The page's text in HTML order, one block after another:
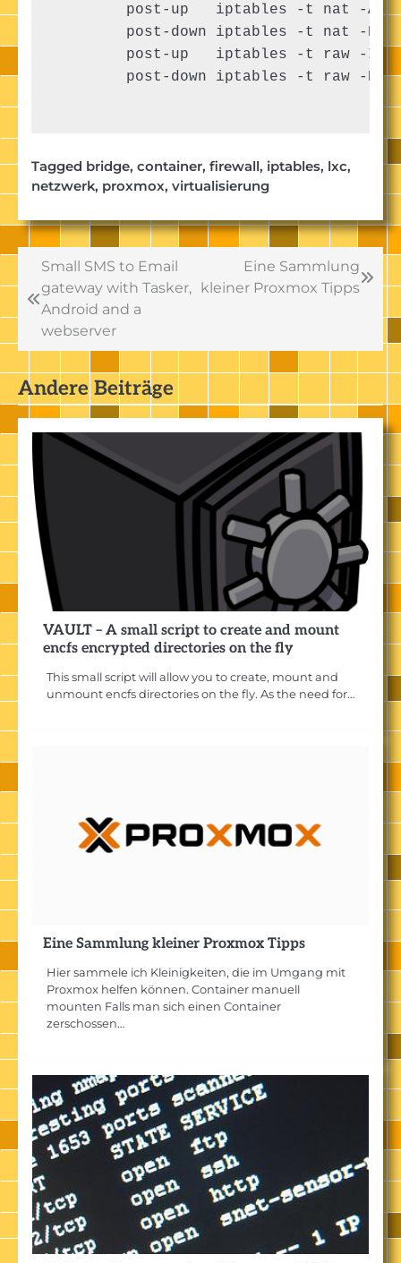
post-up   iptables -t nat -A
post-down iptables -t nat -D
post-up   iptables -t raw -I
post-down iptables -t raw -D
Tagged bridge, container, firewall, iptables, lxc,
netzwerk, proxmox, virtualisierung
Beitragsnavigation
Small SMS to Email
gateway with Tasker,
Android and a
webserver
Eine Sammlung
kleiner Proxmox Tipps
Andere Beiträge
VAULT – A small script to create and mount
encfs encrypted directories on the fly
This small script will allow you to create, mount and
unmount encfs directories on the fly. As the need for…
Eine Sammlung kleiner Proxmox Tipps
Hier sammele ich Kleinigkeiten, die im Umgang mit
Proxmox helfen können. Container manuell
mounten Falls man sich einen Container
zerschossen…